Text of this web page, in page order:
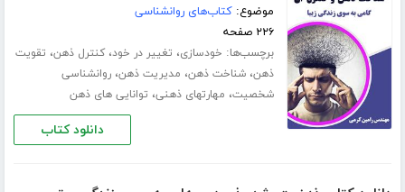
موضوع:کتاب‌های روانشناسی
۲۲۶ صفحه
برچسب‌ها: خودسازی، تغییر در خود،کنترل ذهن، تقویت
ذهن،شناخت ذهن، مدیریت ذهن،روانشناسی
شخصیت، مهارت­های ذهنی، توانایی های ذهن
دانلود کتاب